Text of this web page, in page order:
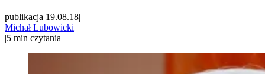
publikacja 19.08.18|
Michał Lubowicki
|5 min czytania